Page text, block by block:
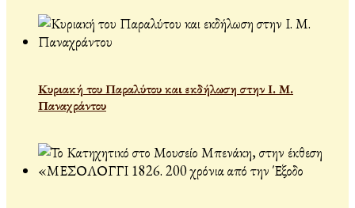
Κυριακή του Παραλύτου και εκδήλωση στην Ι. Μ.
Παναχράντου